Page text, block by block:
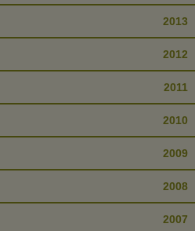
2013
2012
2011
2010
2009
2008
2007